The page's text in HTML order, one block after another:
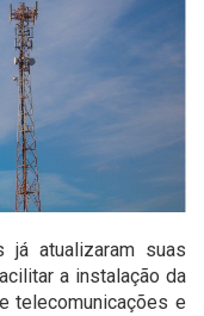
já atualizaram suas
a instalação da
telecomunicações e